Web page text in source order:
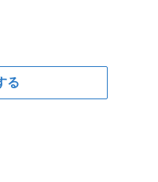
る